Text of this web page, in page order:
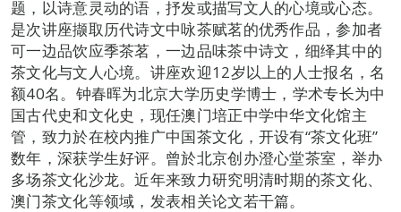
题，以诗意灵动的语，抒发或描写文人的心境或心态。
是次讲座撷取历代诗文中咏茶赋茗的优秀作品，参加者
可一边品饮应季茶茗，一边品味茶中诗文，细绎其中的
茶文化与文人心境。讲座欢迎12岁以上的人士报名，名
额40名。钟春晖为北京大学历史学博士，学术专长为中
国古代史和文化史，现任澳门培正中学中华文化馆主
管，致力於在校内推广中国茶文化，开设有“茶文化班”
数年，深获学生好评。曾於北京创办澄心堂茶室，举办
多场茶文化沙龙。近年来致力研究明清时期的茶文化、
澳门茶文化等领域，发表相关论文若干篇。